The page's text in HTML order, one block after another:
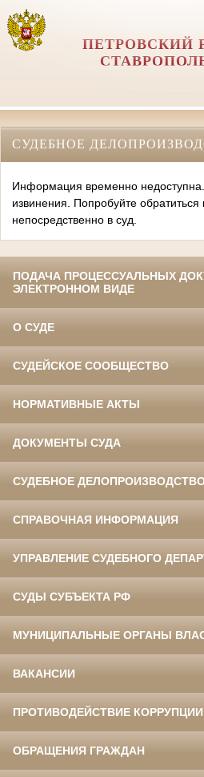
ПЕТРОВСКИЙ
СУДЕБНОЕ
Информация временно
извинения. Попробуйте обратиться
непосредственно в суд.
ПОДАЧА ПРОЦЕССУАЛЬНЫХ
ЭЛЕКТРОННОМ ВИДЕ
О СУДЕ
СУДЕЙСКОЕ СООБЩЕСТВО
НОРМАТИВНЫЕ АКТЫ
ДОКУМЕНТЫ СУДА
СУДЕБНОЕ
СПРАВОЧНАЯ ИНФОРМАЦИЯ
УПРАВЛЕНИЕ СУДЕБНОГО
СУДЫ СУБЪЕКТА РФ
МУНИЦИПАЛЬНЫЕ ОРГАНЫ
ВАКАНСИИ
ПРОТИВОДЕЙСТВИЕ КОРРУПЦИИ
ОБРАЩЕНИЯ ГРАЖДАН